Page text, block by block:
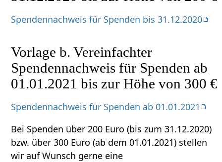
Spendennachweis für Spenden bis 31.12.2020
Vorlage b. Vereinfachter
Spendennachweis für Spenden ab
01.01.2021 bis zur Höhe von 300 €
Spendennachweis für Spenden ab 01.01.2021
Bei Spenden über 200 Euro (bis zum 31.12.2020)
bzw. über 300 Euro (ab dem 01.01.2021) stellen
wir auf Wunsch gerne eine